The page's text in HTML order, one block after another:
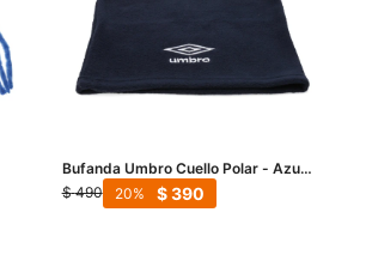
Bufanda Umbro Cuello Polar - Azul
Marino - Blanco
$ 490 $390
20